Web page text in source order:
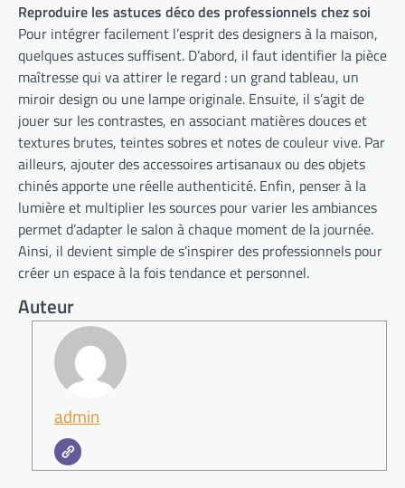
Reproduire les astuces déco des professionnels chez soi
Pour intégrer facilement l’esprit des designers à la maison,
quelques astuces suffisent. D’abord, il faut identifier la pièce
maîtresse qui va attirer le regard : un grand tableau, un
miroir design ou une lampe originale. Ensuite, il s’agit de
jouer sur les contrastes, en associant matières douces et
textures brutes, teintes sobres et notes de couleur vive. Par
ailleurs, ajouter des accessoires artisanaux ou des objets
chinés apporte une réelle authenticité. Enfin, penser à la
lumière et multiplier les sources pour varier les ambiances
permet d’adapter le salon à chaque moment de la journée.
Ainsi, il devient simple de s’inspirer des professionnels pour
créer un espace à la fois tendance et personnel.
Auteur
admin